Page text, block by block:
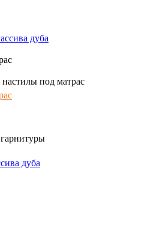
дуба
под матрас
дуба